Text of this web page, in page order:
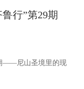
行”第29期
——尼山圣境里的现